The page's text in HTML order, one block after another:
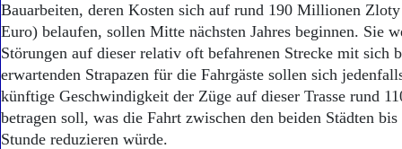
Start
Wer wir sind
Aktuelle Ausgabe
Abonnenten-Login
Abonnent werden
Abo Prämien
Bauarbeiten, deren Kosten sich auf rund 190 Millionen
Euro) belaufen, sollen Mitte nächsten Jahres beginnen. Sie
Störungen auf dieser relativ oft befahrenen Strecke mit sich
erwartenden Strapazen für die Fahrgäste sollen sich
künftige Geschwindigkeit der Züge auf dieser Trasse rund
betragen soll, was die Fahrt zwischen den beiden Städten
Stunde reduzieren würde.